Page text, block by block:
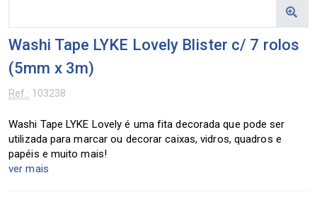
Washi Tape LYKE Lovely Blister c/ 7 rolos
(5mm x 3m)
Ref.: 103238
Washi Tape LYKE Lovely é uma fita decorada que pode ser
utilizada para marcar ou decorar caixas, vidros, quadros e
papéis e muito mais!
ver mais